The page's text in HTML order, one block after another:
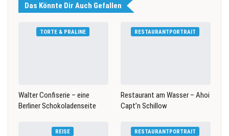
Das Könnte Dir Auch Gefallen
TORTE & PRALINE
Walter Confiserie – eine
Berliner Schokoladenseite
RESTAURANTPORTRAIT
Restaurant am Wasser – Ahoi
Capt’n Schillow
REISE RESTAURANTPORTRAIT